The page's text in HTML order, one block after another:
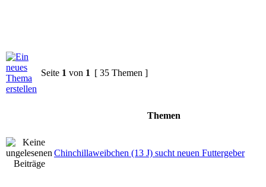
Seite 1 von 1 [ 35 Themen ]
Themen
Chinchillaweibchen (13 J) sucht neuen Futtergeber